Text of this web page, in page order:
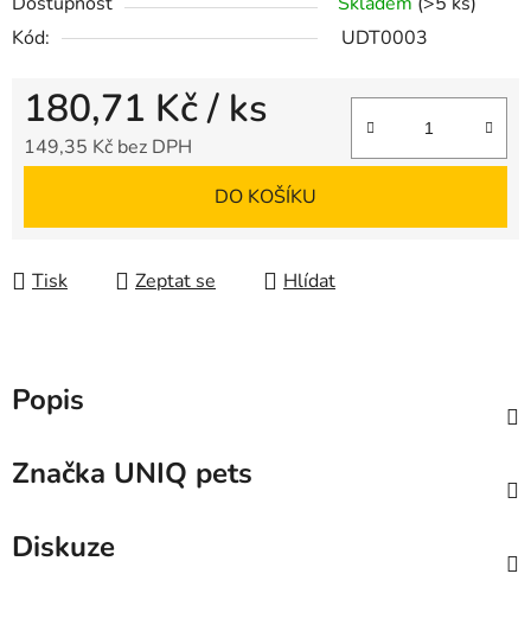
Kód:
UDT0003
180,71 Kč/ ks
149,35 Kč bez DPH
DO KOŠÍKU
Tisk Zeptat se Hlídat
Popis
Značka UNIQ pets
Diskuze